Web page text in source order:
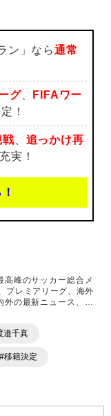
ン」なら通常
グ、
FIFAワー
！
戦、 追っかけ再
実！
高峰のサッカー総合メ
プレミアリーグ、海外
の最新ニュース、コ
」「TikTok」など、
邉千真
#移籍決定